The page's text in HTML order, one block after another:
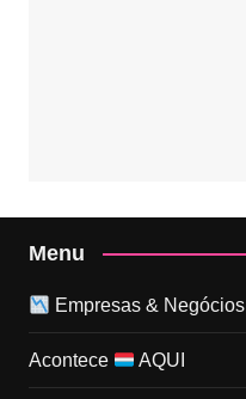
Menu
Empresas & Negócios
Acontece AQUI